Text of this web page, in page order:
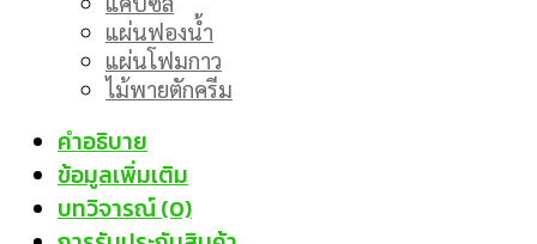
แผ่นฟองน้ำ
แผ่นโฟมกาว
ไม้พายตักครีม
คำอธิบาย
ข้อมูลเพิ่มเติม
บทวิจารณ์ (0)